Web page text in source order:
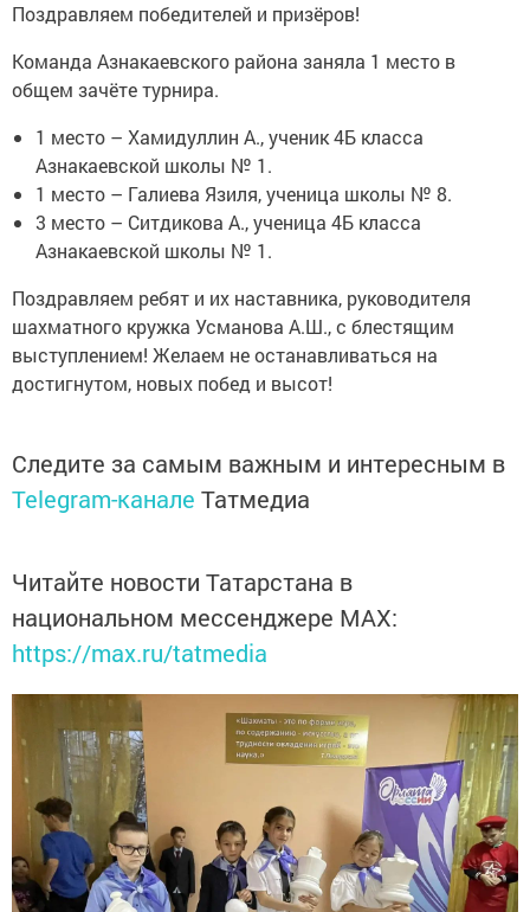
Поздравляем победителей и призёров!
Команда Азнакаевского района заняла 1 место в
общем зачёте турнира.
1 место – Хамидуллин А., ученик 4Б класса
Азнакаевской школы № 1.
1 место – Галиева Язиля, ученица школы № 8.
3 место – Ситдикова А., ученица 4Б класса
Азнакаевской школы № 1.
Поздравляем ребят и их наставника, руководителя
шахматного кружка Усманова А.Ш., с блестящим
выступлением! Желаем не останавливаться на
достигнутом, новых побед и высот!
Следите за самым важным и интересным в
Telegram-канале Татмедиа
Читайте новости Татарстана в
национальном мессенджере MАХ:
https://max.ru/tatmedia